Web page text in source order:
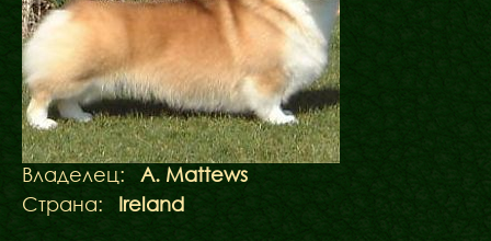
Владелец:
A. Mattews
Страна:
Ireland